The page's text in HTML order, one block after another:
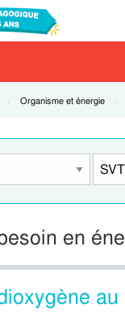
Current:
Organisme et énergie
en